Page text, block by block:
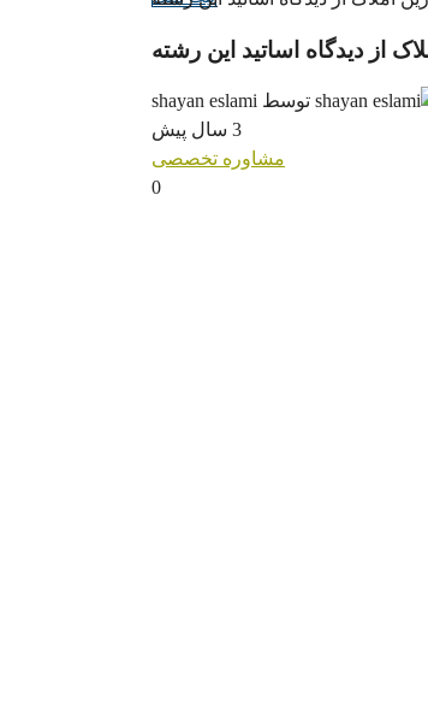
از دیدگاه اساتید این رشته
توسط shayan eslami
3 سال پیش
مشاوره تخصصی
0